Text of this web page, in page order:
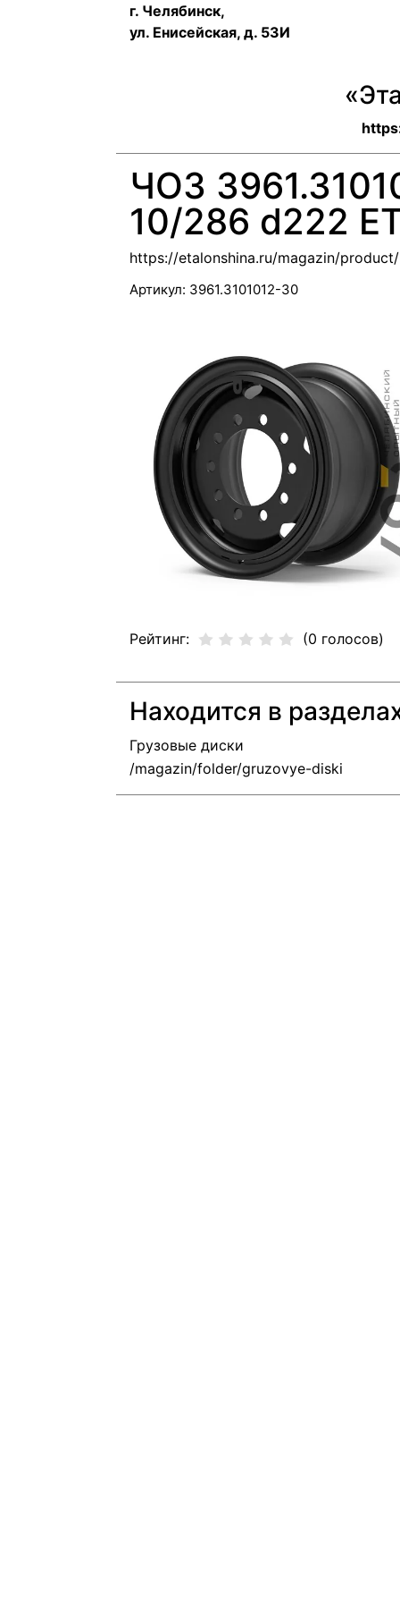
г. Челябинск,
ул. Енисейская, д. 53И
ЧОЗ
10/286 d222
https://etalonshina.ru/magazin/
Артикул: 3961.3101012-30
Рейтинг: (0 голосов)
Находится в
Грузовые диски